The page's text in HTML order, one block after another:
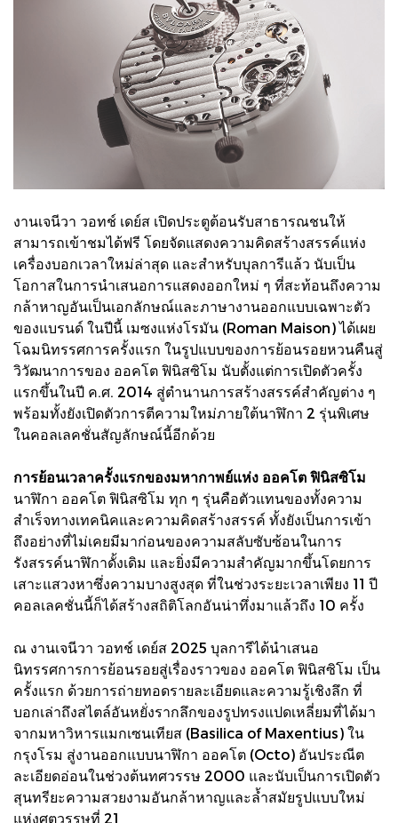
งานเจนีวา วอทช์ เดย์ส เปิดประตูต้อนรับสาธารณชนให้
สามารถเข้าชมได้ฟรี โดยจัดแสดงความคิดสร้างสรรค์แห่ง
เครื่องบอกเวลาใหม่ล่าสุด และสำหรับบุลการีแล้ว นับเป็น
โอกาสในการนำเสนอการแสดงออกใหม่ ๆ ที่สะท้อนถึงความ
กล้าหาญอันเป็นเอกลักษณ์และภาษางานออกแบบเฉพาะตัว
ของแบรนด์ ในปีนี้ เมซงแห่งโรมัน (Roman Maison) ได้เผย
โฉมนิทรรศการครั้งแรก ในรูปแบบของการย้อนรอยหวนคืนสู่
วิวัฒนาการของ ออคโต ฟินิสซิโม นับตั้งแต่การเปิดตัวครั้ง
แรกขึ้นในปี ค.ศ. 2014 สู่ตำนานการสร้างสรรค์สำคัญต่าง ๆ
พร้อมทั้งยังเปิดตัวการตีความใหม่ภายใต้นาฬิกา 2 รุ่นพิเศษ
ในคอลเลคชั่นสัญลักษณ์นี้อีกด้วย
การย้อนเวลาครั้งแรกของมหากาพย์แห่ง ออคโต ฟินิสซิโม
นาฬิกา ออคโต ฟินิสซิโม ทุก ๆ รุ่นคือตัวแทนของทั้งความ
สำเร็จทางเทคนิคและความคิดสร้างสรรค์ ทั้งยังเป็นการเข้า
ถึงอย่างที่ไม่เคยมีมาก่อนของความสลับซับซ้อนในการ
รังสรรค์นาฬิกาดั้งเดิม และยิ่งมีความสำคัญมากขึ้นโดยการ
เสาะแสวงหาซึ่งความบางสูงสุด ที่ในช่วงระยะเวลาเพียง 11 ปี
คอลเลคชั่นนี้ก็ได้สร้างสถิติโลกอันน่าทึ่งมาแล้วถึง 10 ครั้ง
ณ งานเจนีวา วอทช์ เดย์ส 2025 บุลการีได้นำเสนอ
นิทรรศการการย้อนรอยสู่เรื่องราวของ ออคโต ฟินิสซิโม เป็น
ครั้งแรก ด้วยการถ่ายทอดรายละเอียดและความรู้เชิงลึก ที่
บอกเล่าถึงสไตล์อันหยั่งรากลึกของรูปทรงแปดเหลี่ยมที่ได้มา
จากมหาวิหารแมกเซนเทียส (Basilica of Maxentius) ใน
กรุงโรม สู่งานออกแบบนาฬิกา ออคโต (Octo) อันประณีต
ละเอียดอ่อนในช่วงต้นทศวรรษ 2000 และนับเป็นการเปิดตัว
สุนทรียะความสวยงามอันกล้าหาญและล้ำสมัยรูปแบบใหม่
แห่งศตวรรษที่ 21